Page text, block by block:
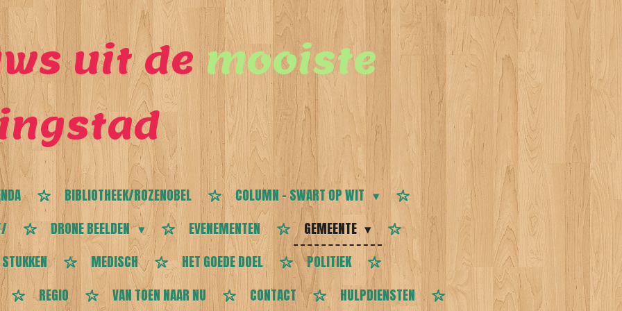
uit demooiste
BIBLIOTHEEK/ROZENOBEL
COLUMN - SWART OP WIT
DRONE BEELDEN EVENEMENTEN
GEMEENTE
MEDISCH HET GOEDE DOEL
POLITIEK
REGIO VAN TOEN NAAR NU CONTACT
HULPDIENSTEN